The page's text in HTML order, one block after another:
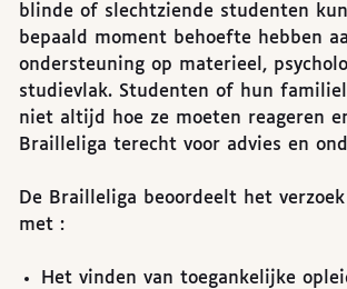
blinde of slechtziende studenten
bepaald moment behoefte hebben
ondersteuning op materieel,
studievlak. Studenten of hun
niet altijd hoe ze moeten reageren
Brailleliga terecht voor advies en
De Brailleliga beoordeelt het
met :
Het vinden van toegankelijke